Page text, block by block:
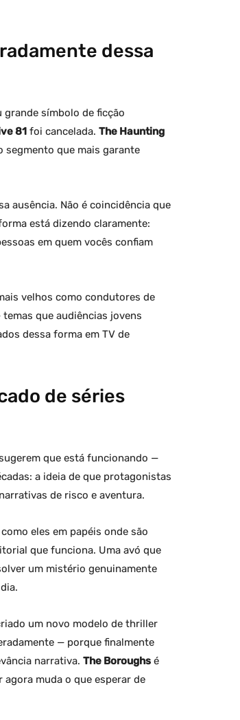
dessa
símbolo de ficção
81 foi cancelada. The Haunting
segmento que mais garante
ausência. Não é coincidência que
está dizendo claramente:
em quem vocês confiam
velhos como condutores de
que audiências jovens
dessa forma em TV de
de séries
que está funcionando —
a ideia de que protagonistas
de risco e aventura.
eles em papéis onde são
que funciona. Uma avó que
um mistério genuinamente
um novo modelo de thriller
— porque finalmente
narrativa. The Boroughs é
muda o que esperar de